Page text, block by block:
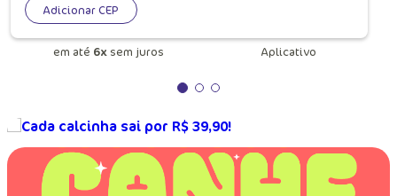
Adicionar CEP
em até 6xsem juros
Aplicativo